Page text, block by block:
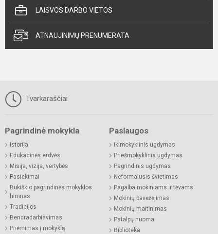
LAISVOS DARBO VIETOS
ATNAUJINIMŲ PRENUMERATA
Tvarkaraščiai
Pagrindinė mokykla
Istorija
Edukacinės erdvės
Misija, vizija, vertybės
Pasiekimai
Bukiškio pagrindinės mokyklos
himnas
Tradicijos
Bendradarbiavimas
Priėmimas į mokyklą
Paslaugos
Ikimokyklinis ugdymas
Priešmokyklinis ugdymas
Pagrindinis ugdymas
Neformalusis švietimas
Pagalba mokiniams ir tėvams
Mokinių pavėžėjimas
Mokinių maitinimas
Patalpų nuoma
Biblioteka